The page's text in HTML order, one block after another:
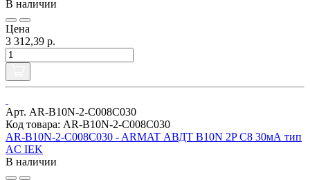
В наличии
Цена
3 312,39 р.
Арт. AR-B10N-2-C008C030
Код товара: AR-B10N-2-C008C030
AR-B10N-2-C008C030 - ARMAT АВДТ B10N 2P C8 30мА тип
AC IEK
В наличии